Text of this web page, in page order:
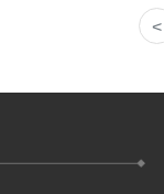
<